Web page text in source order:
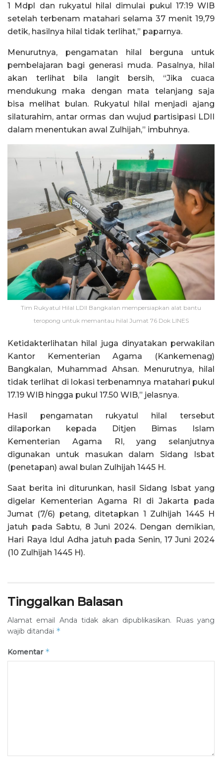
1 Mdpl dan rukyatul hilal dimulai pukul 17:19 WIB
setelah terbenam matahari selama 37 menit 19,79
detik, hasilnya hilal tidak terlihat,” paparnya.
Menurutnya, pengamatan hilal berguna untuk
pembelajaran bagi generasi muda. Pasalnya, hilal
akan terlihat bila langit bersih, “Jika cuaca
mendukung maka dengan mata telanjang saja
bisa melihat bulan. Rukyatul hilal menjadi ajang
silaturahim, antar ormas dan wujud partisipasi LDII
dalam menentukan awal Zulhijah,” imbuhnya.
Tim Rukyatul Hilal LDII Bangkalan mempersiapkan alat bantu
teropong untuk memantau hilal Jumat 76 Dok LINES
Ketidakterlihatan hilal juga dinyatakan perwakilan
Kantor Kementerian Agama (Kankemenag)
Bangkalan, Muhammad Ahsan. Menurutnya, hilal
tidak terlihat di lokasi terbenamnya matahari pukul
17.19 WIB hingga pukul 17.50 WIB,” jelasnya.
Hasil pengamatan rukyatul hilal tersebut
dilaporkan kepada Ditjen Bimas Islam
Kementerian Agama RI, yang selanjutnya
digunakan untuk masukan dalam Sidang Isbat
(penetapan) awal bulan Zulhijah 1445 H.
Saat berita ini diturunkan, hasil Sidang Isbat yang
digelar Kementerian Agama RI di Jakarta pada
Jumat (7/6) petang, ditetapkan 1 Zulhijah 1445 H
jatuh pada Sabtu, 8 Juni 2024. Dengan demikian,
Hari Raya Idul Adha jatuh pada Senin, 17 Juni 2024
(10 Zulhijah 1445 H).
Tinggalkan Balasan
Alamat email Anda tidak akan dipublikasikan.
Ruas yang
wajib ditandai *
Komentar *